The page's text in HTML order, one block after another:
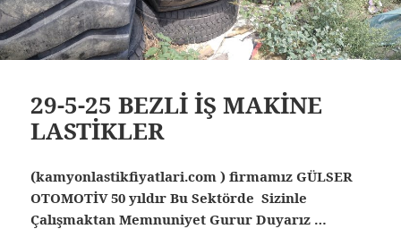
29-5-25 BEZLİ İŞ MAKİNE
LASTİKLER
(kamyonlastikfiyatlari.com ) firmamız GÜLSER
OTOMOTİV 50 yıldır Bu Sektörde Sizinle
Çalışmaktan Memnuniyet Gurur Duyarız …